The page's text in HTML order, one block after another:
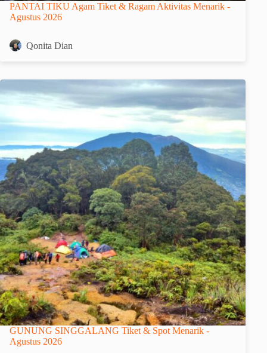
PANTAI TIKU Agam Tiket & Ragam Aktivitas Menarik -
Agustus 2026
Qonita Dian
GUNUNG SINGGALANG Tiket & Spot Menarik -
Agustus 2026